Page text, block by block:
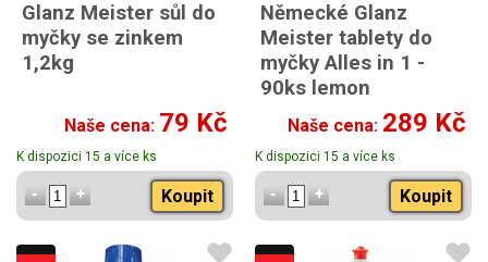
Glanz Meister sůl do
myčky se zinkem
1,2kg
Naše cena: 79 Kč
K dispozici 15 a více ks
Koupit
Německé Glanz
Meister tablety do
myčky Alles in 1 -
90ks lemon
Naše cena: 289 Kč
K dispozici 15 a více ks
Koupit